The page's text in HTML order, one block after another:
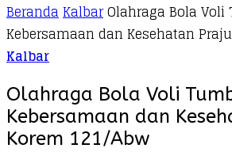
BerandaKalbarOlahraga Bola
Kebersamaan dan Kesehatan
Kalbar
Olahraga Bola Voli
Kebersamaan dan
Korem 121/Abw